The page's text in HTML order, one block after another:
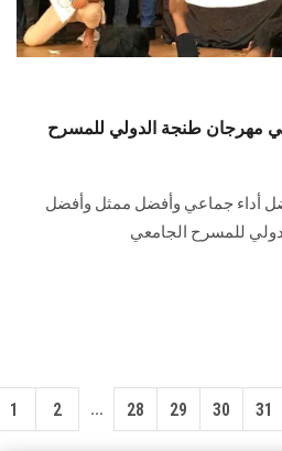
3 جوائز في مهرجان طنجة الدولي للمسرح
أداء جماعي وأفضل ممثل وأفضل
للمسرح الجامعي
1 2 ... 28 29 30 31